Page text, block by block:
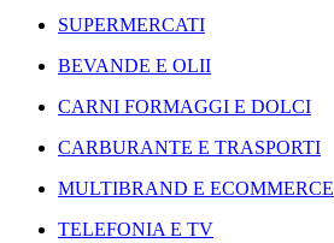
SUPERMERCATI
BEVANDE E OLII
CARNI FORMAGGI E DOLCI
CARBURANTE E TRASPORTI
MULTIBRAND E ECOMMERCE
TELEFONIA E TV